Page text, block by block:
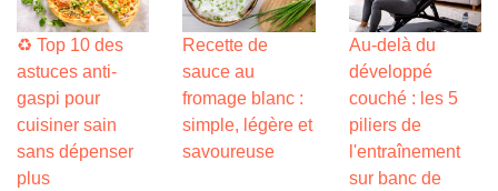
♻️ Top 10 des
astuces anti-
gaspi pour
cuisiner sain
sans dépenser
plus
Recette de
sauce au
fromage blanc :
simple, légère et
savoureuse
Au-delà du
développé
couché : les 5
piliers de
l'entraînement
sur banc de